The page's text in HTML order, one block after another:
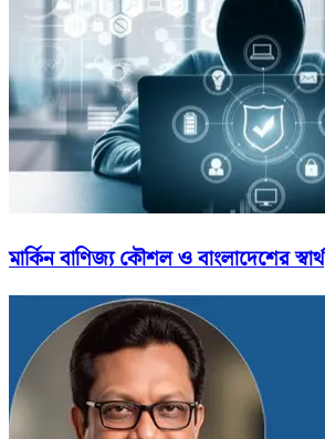
মার্কিন বাণিজ্য কৌশল ও বাংলাদেশের স্বার্থ